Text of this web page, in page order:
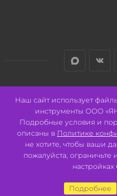
2026 © ООО "СВК"/ 656064 г.
ИНН 2221130516
Pulse - сеть
Наш сайт использует
инструменты ООО
Подробные условия и
описаны в Политике
не хотите, чтобы ваши
пожалуйста, ограничьте
настройках
Подробнее